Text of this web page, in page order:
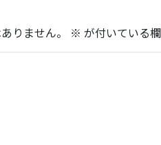
りません。 ※ が付いている